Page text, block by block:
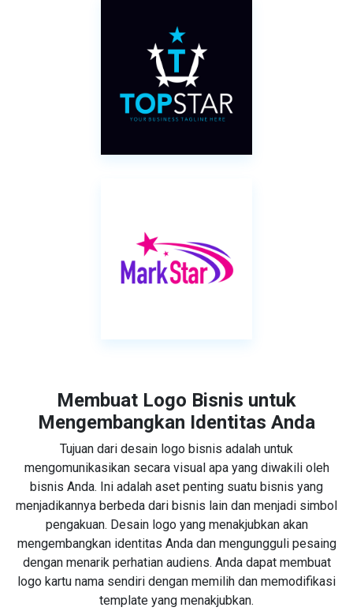
Membuat Logo Bisnis untuk
Mengembangkan Identitas Anda
Tujuan dari desain logo bisnis adalah untuk
mengomunikasikan secara visual apa yang diwakili oleh
bisnis Anda. Ini adalah aset penting suatu bisnis yang
menjadikannya berbeda dari bisnis lain dan menjadi simbol
pengakuan. Desain logo yang menakjubkan akan
mengembangkan identitas Anda dan mengungguli pesaing
dengan menarik perhatian audiens. Anda dapat membuat
logo kartu nama sendiri dengan memilih dan memodifikasi
template yang menakjubkan.